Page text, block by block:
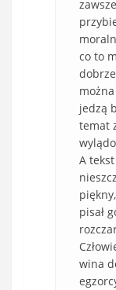
co to
jedzą
temat
A
pisał
wina